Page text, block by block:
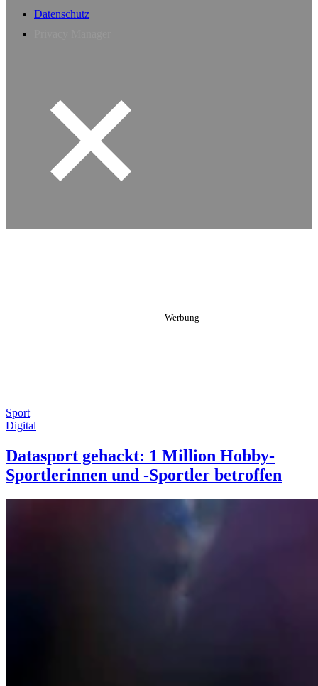
Datenschutz
Sport
Digital
Datasport gehackt: 1 Million Hobby-
Sportlerinnen und -Sportler betroffen